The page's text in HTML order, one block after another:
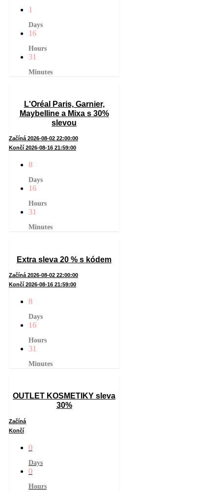
1
Days
16
Hours
31
Minutes
L'Oréal Paris, Garnier,
Maybelline a Mixa s 30%
slevou
Začíná 2026-08-02 22:00:00
Končí 2026-08-16 21:59:00
8
Days
16
Hours
31
Minutes
Extra sleva 20 % s kódem
Začíná 2026-08-02 22:00:00
Končí 2026-08-16 21:59:00
8
Days
16
Hours
31
Minutes
OUTLET KOSMETIKY sleva
30%
Začíná
Končí
0
Days
0
Hours